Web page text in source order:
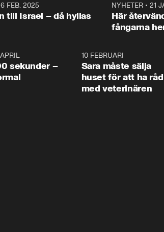
FEB. 2025
till Israel – då hyllas
NYHETER •21
Här
fångarna
sekunder –
10 FEBRUARI
Sara måste sälja
huset för att ha råd
med veterinären